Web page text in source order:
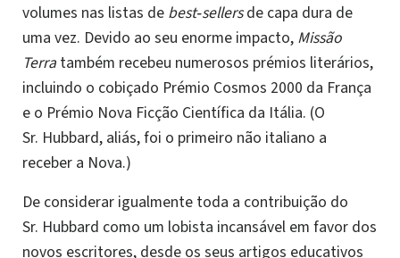
volumes nas listas de best‑sellersde capa dura de
uma vez. Devido ao seu enorme impacto, Missão
Terra também recebeu numerosos prémios literários,
incluindo o cobiçado Prémio Cosmos 2000 da França
e o Prémio Nova Ficção Científica da Itália. (O
Sr. Hubbard, aliás, foi o primeiro não italiano a
receber a Nova.)
De considerar igualmente toda a contribuição do
Sr. Hubbard como um lobista incansável em favor dos
novos escritores, desde os seus artigos educativos